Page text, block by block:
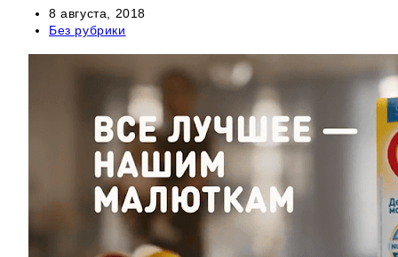
Запись
опубликована:
8 августа, 2018
Рубрика
Без рубрики